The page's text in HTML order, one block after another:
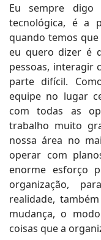
Eu sempre
tecnológica, é a
quando temos
eu quero dizer é
pessoas, interagir
parte difícil.
equipe no lugar
com todas as
trabalho muito
nossa área no
operar com
enorme esforço
organização,
realidade,
mudança, o
coisas que a